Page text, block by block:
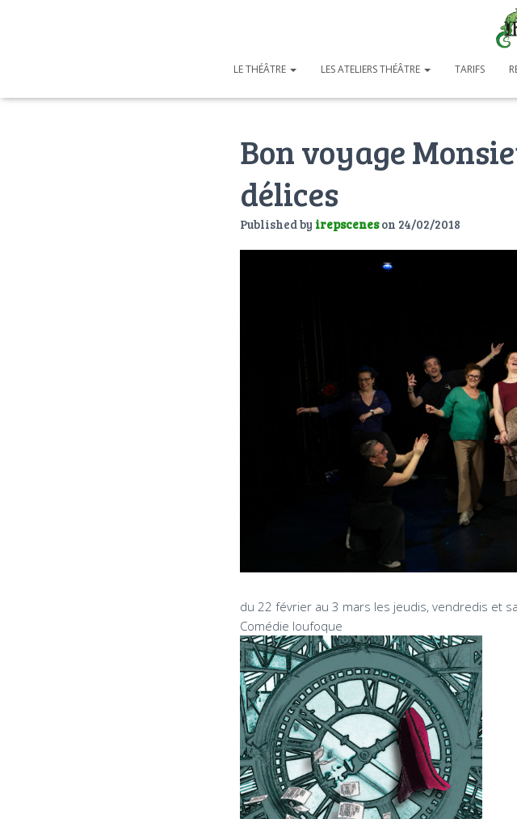
LE THÉÂTRE LES ATELIERS THÉÂTRE TARIFS
Bon voyage
délices
Published by irepsceneson 24/02/2018
du 22 février au 3 mars les jeudis, vendredis et
Comédie loufoque